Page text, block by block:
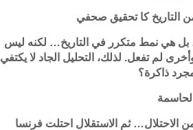
التاريخ كا تحقيق صحفي
هي نمط متكرر في التاريخ… لكنه ليس
لم تفعل. لذلك، التحليل الجاد لا يكتفي
ذاكرة؟
كبرى لاسترداد الحقوق الجزائر: 132 عامًا من الاحتلال… ثم الاستقلال احتلت فرنسا